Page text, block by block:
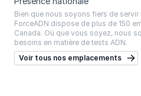
Bien que nous soyons fiers de
ForceADN dispose de plus de 150
Canada. Où que vous soyez, nous
besoins en matière de tests ADN.
Voir tous nos emplacements